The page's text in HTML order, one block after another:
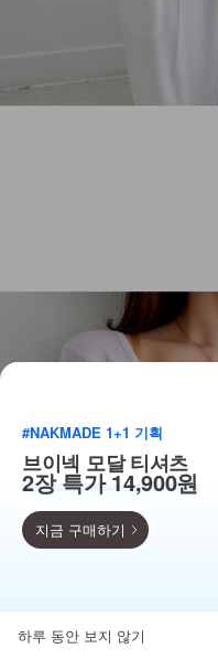
득템찬스
#NAKMADE 1+1 기획
브이넥 모달 티셔츠
2장 특가 14,900원
지금 구매하기
하루 동안 보지 않기
뒤로가기 카테고리